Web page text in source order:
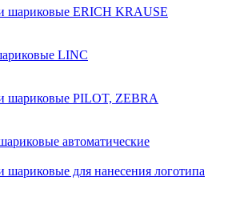
шариковые ERICH KRAUSE
LINC
шариковые PILOT, ZEBRA
автоматические
шариковые для нанесения логотипа